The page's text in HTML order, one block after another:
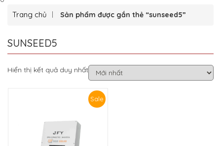
Trang chủ Sản phẩm được gắn thẻ “sunseed5”
SUNSEED5
Hiển thị kết quả duy nhất
Sale